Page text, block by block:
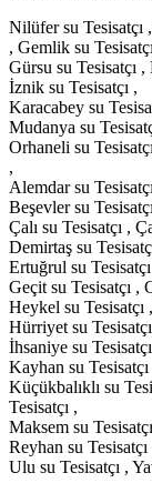
Nilüfer su Tesisatçı
, Gemlik su
Gürsu su Tesisatçı ,
İznik su Tesisatçı ,
Karacabey su
Mudanya su
Orhaneli su
,
Alemdar su
Beşevler su
Çalı su Tesisatçı ,
Demirtaş su
Ertuğrul su
Geçit su Tesisatçı ,
Heykel su Tesisatçı
Hürriyet su
İhsaniye su
Kayhan su Tesisatçı
Küçükbalıklı su
Tesisatçı ,
Maksem su
Reyhan su
Ulu su Tesisatçı ,